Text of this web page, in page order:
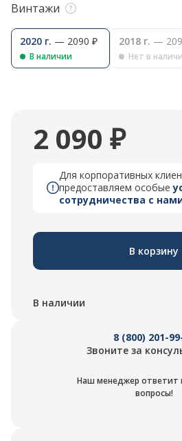
Винтажи
2020 г. — 2090 ₽
В наличии
2018 г. —
Нет в
2 090 ₽
Для корпоративных
предоставляем особые
сотрудничества с
В корзину
В наличии
8 (800) 201-
Звоните за
Наш менеджер ответит
вопросы!